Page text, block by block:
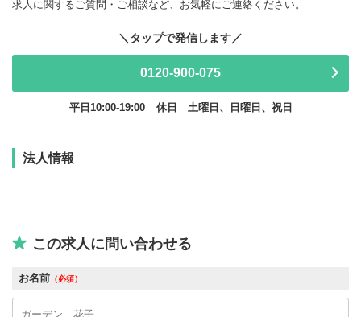
求人に関するご質問・ご相談など、お気軽にご連絡ください。
0120-900-075
平日10:00-19:00 休日 土曜日、日曜日、祝日
法人情報
この求人に問い合わせる
お名前 （必須）